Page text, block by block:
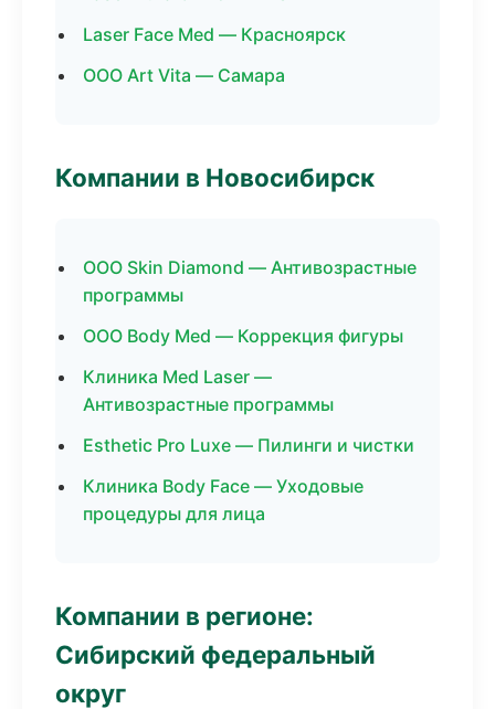
Laser Face Med — Красноярск
ООО Art Vita — Самара
Компании в Новосибирск
ООО Skin Diamond — Антивозрастные
программы
ООО Body Med — Коррекция фигуры
Клиника Med Laser —
Антивозрастные программы
Esthetic Pro Luxe — Пилинги и чистки
Клиника Body Face — Уходовые
процедуры для лица
Компании в регионе:
Сибирский федеральный
округ